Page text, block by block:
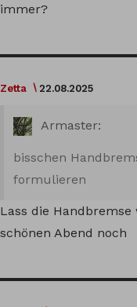
immer?
Zetta 22.08.2025
Armaster:
bisschen
formulieren
Lass die
schönen Abend noch